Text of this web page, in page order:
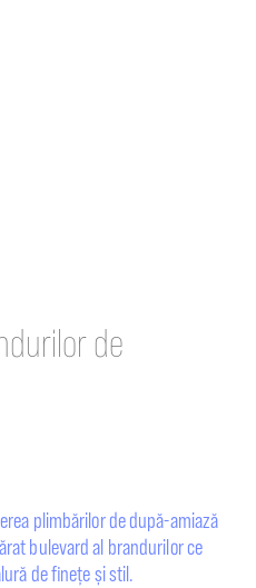
de
plimbărilor de după-amiază
bulevard al brandurilor ce
de ﬁnețe și stil.